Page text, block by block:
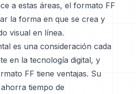
a estas áreas, el formato FF
la forma en que se crea y
visual en línea.
es una consideración cada
en la tecnología digital, y
FF tiene ventajas. Su
tiempo de